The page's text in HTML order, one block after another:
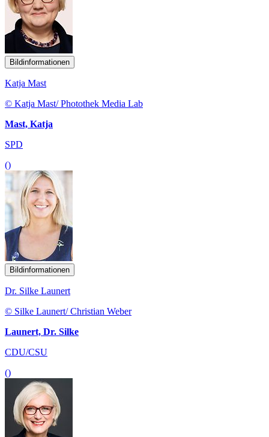
Bildinformationen
Katja Mast
© Katja Mast/ Photothek Media Lab
Mast, Katja
SPD
()
Bildinformationen
Dr. Silke Launert
© Silke Launert/ Christian Weber
Launert, Dr. Silke
CDU/CSU
()